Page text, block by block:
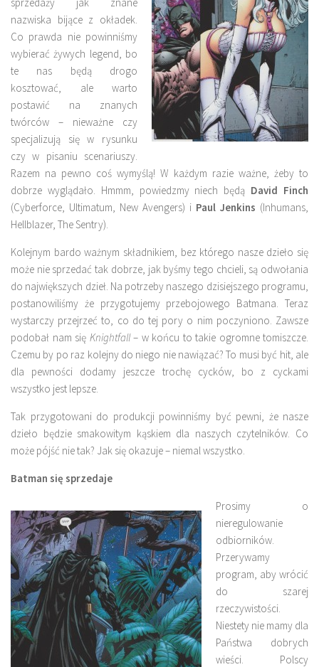
nazwiska bijące z okładek.
Co prawda nie powinniśmy
wybierać żywych legend, bo
te nas będą drogo
kosztować, ale warto
postawić na znanych
twórców – nieważne czy
specjalizują się w rysunku
czy w pisaniu scenariuszy.
Razem na pewno coś wymyślą! W każdym razie ważne, żeby to
dobrze wyglądało. Hmmm, powiedzmy niech będą David Finch
(Cyberforce, Ultimatum, New Avengers) i Paul Jenkins (Inhumans,
Hellblazer, The Sentry).
Kolejnym bardo ważnym składnikiem, bez którego nasze dzieło się
może nie sprzedać tak dobrze, jak byśmy tego chcieli, są odwołania
do największych dzieł. Na potrzeby naszego dzisiejszego programu,
postanowiliśmy że przygotujemy przebojowego Batmana. Teraz
wystarczy przejrzeć to, co do tej pory o nim poczyniono. Zawsze
podobał nam się Knightfall– w końcu to takie ogromne tomiszcze.
Czemu by po raz kolejny do niego nie nawiązać? To musi być hit, ale
dla pewności dodamy jeszcze trochę cycków, bo z cyckami
wszystko jest lepsze.
Tak przygotowani do produkcji powinniśmy być pewni, że nasze
dzieło będzie smakowitym kąskiem dla naszych czytelników. Co
może pójść nie tak? Jak się okazuje – niemal wszystko.
Batman się sprzedaje
Prosimy o
nieregulowanie
odbiorników.
Przerywamy
program, aby wrócić
do szarej
rzeczywistości.
Niestety nie mamy dla
Państwa dobrych
wieści. Polscy